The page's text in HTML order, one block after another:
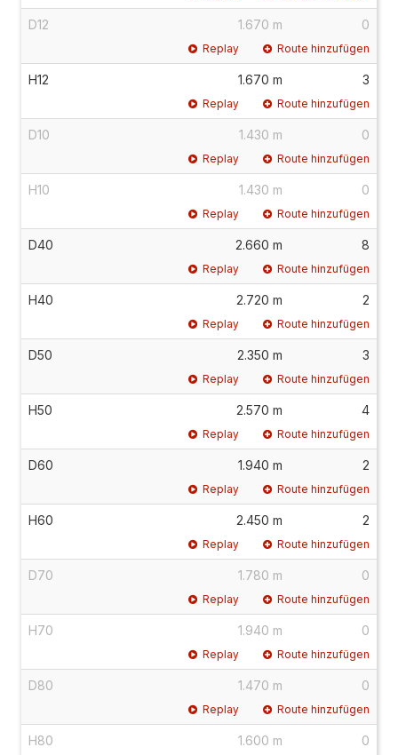
D12 1.670 m 0
Replay Route hinzufügen
H12 1.670 m 3
Replay Route hinzufügen
D10 1.430 m 0
Replay Route hinzufügen
H10 1.430 m 0
Replay Route hinzufügen
D40 2.660 m 8
Replay Route hinzufügen
H40 2.720 m 2
Replay Route hinzufügen
D50 2.350 m 3
Replay Route hinzufügen
H50 2.570 m 4
Replay Route hinzufügen
D60 1.940 m 2
Replay Route hinzufügen
H60 2.450 m 2
Replay Route hinzufügen
D70 1.780 m 0
Replay Route hinzufügen
H70 1.940 m 0
Replay Route hinzufügen
D80 1.470 m 0
Replay Route hinzufügen
H80 1.600 m 0